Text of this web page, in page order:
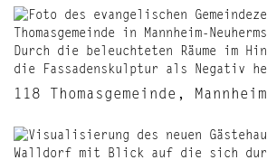
118 Thomasgemeinde, Mannheim